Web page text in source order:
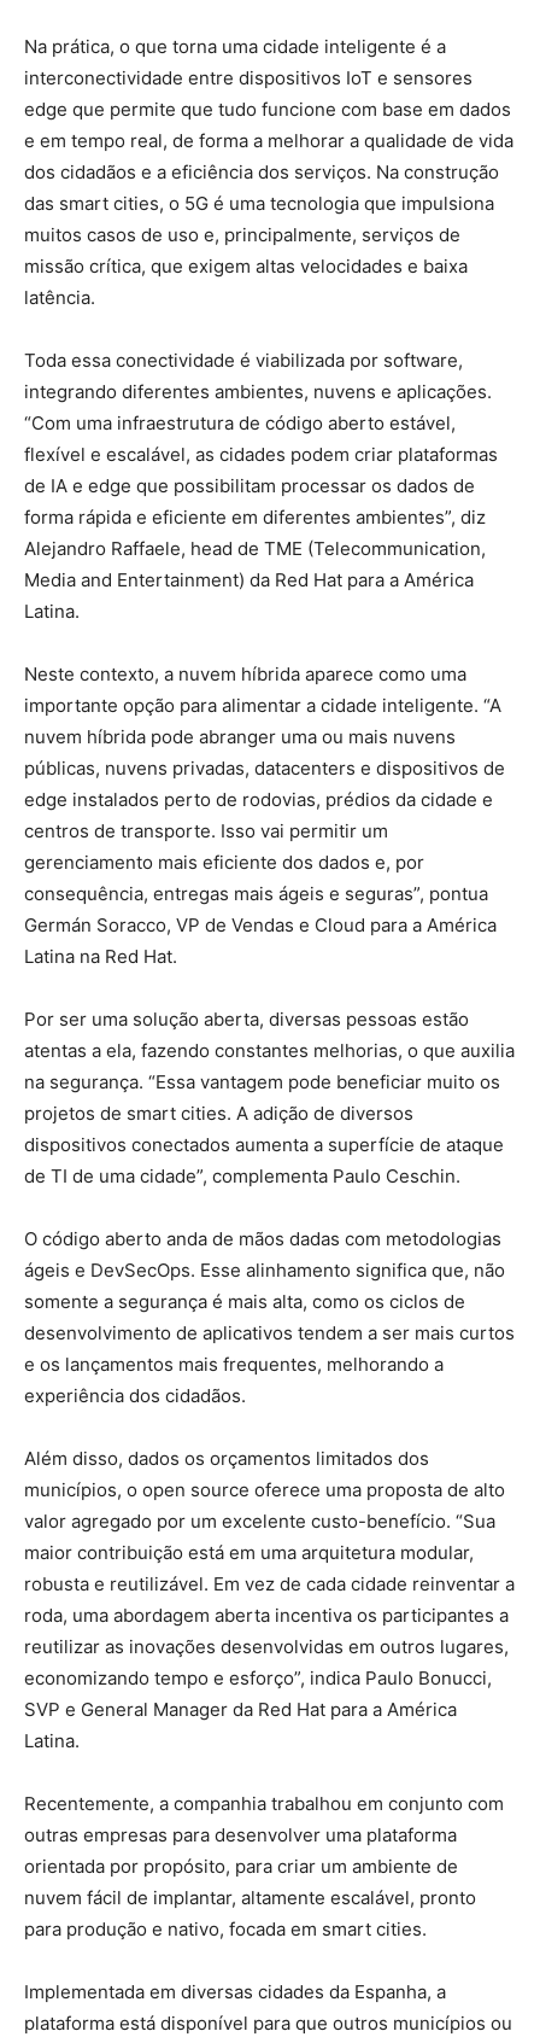
Na prática, o que torna uma cidade inteligente é a
interconectividade entre dispositivos IoT e sensores
edge que permite que tudo funcione com base em dados
e em tempo real, de forma a melhorar a qualidade de vida
dos cidadãos e a eficiência dos serviços. Na construção
das smart cities, o 5G é uma tecnologia que impulsiona
muitos casos de uso e, principalmente, serviços de
missão crítica, que exigem altas velocidades e baixa
latência.
Toda essa conectividade é viabilizada por software,
integrando diferentes ambientes, nuvens e aplicações.
“Com uma infraestrutura de código aberto estável,
flexível e escalável, as cidades podem criar plataformas
de IA e edge que possibilitam processar os dados de
forma rápida e eficiente em diferentes ambientes”, diz
Alejandro Raffaele, head de TME (Telecommunication,
Media and Entertainment) da Red Hat para a América
Latina.
Neste contexto, a nuvem híbrida aparece como uma
importante opção para alimentar a cidade inteligente. “A
nuvem híbrida pode abranger uma ou mais nuvens
públicas, nuvens privadas, datacenters e dispositivos de
edge instalados perto de rodovias, prédios da cidade e
centros de transporte. Isso vai permitir um
gerenciamento mais eficiente dos dados e, por
consequência, entregas mais ágeis e seguras”, pontua
Germán Soracco, VP de Vendas e Cloud para a América
Latina na Red Hat.
Por ser uma solução aberta, diversas pessoas estão
atentas a ela, fazendo constantes melhorias, o que auxilia
na segurança. “Essa vantagem pode beneficiar muito os
projetos de smart cities. A adição de diversos
dispositivos conectados aumenta a superfície de ataque
de TI de uma cidade”, complementa Paulo Ceschin.
O código aberto anda de mãos dadas com metodologias
ágeis e DevSecOps. Esse alinhamento significa que, não
somente a segurança é mais alta, como os ciclos de
desenvolvimento de aplicativos tendem a ser mais curtos
e os lançamentos mais frequentes, melhorando a
experiência dos cidadãos.
Além disso, dados os orçamentos limitados dos
municípios, o open source oferece uma proposta de alto
valor agregado por um excelente custo-benefício. “Sua
maior contribuição está em uma arquitetura modular,
robusta e reutilizável. Em vez de cada cidade reinventar a
roda, uma abordagem aberta incentiva os participantes a
reutilizar as inovações desenvolvidas em outros lugares,
economizando tempo e esforço”, indica Paulo Bonucci,
SVP e General Manager da Red Hat para a América
Latina.
Recentemente, a companhia trabalhou em conjunto com
outras empresas para desenvolver uma plataforma
orientada por propósito, para criar um ambiente de
nuvem fácil de implantar, altamente escalável, pronto
para produção e nativo, focada em smart cities.
Implementada em diversas cidades da Espanha, a
plataforma está disponível para que outros municípios ou